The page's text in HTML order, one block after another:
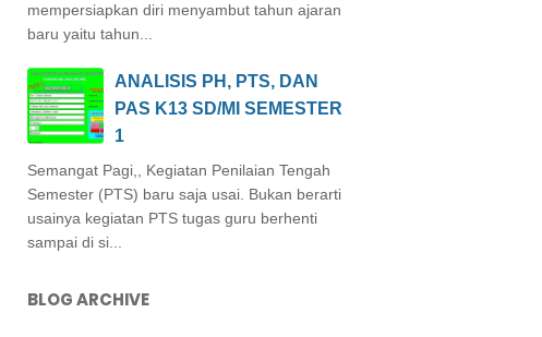
mempersiapkan diri menyambut tahun ajaran
baru yaitu tahun...
ANALISIS PH, PTS, DAN
PAS K13 SD/MI SEMESTER
1
Semangat Pagi,, Kegiatan Penilaian Tengah
Semester (PTS) baru saja usai. Bukan berarti
usainya kegiatan PTS tugas guru berhenti
sampai di si...
BLOG ARCHIVE